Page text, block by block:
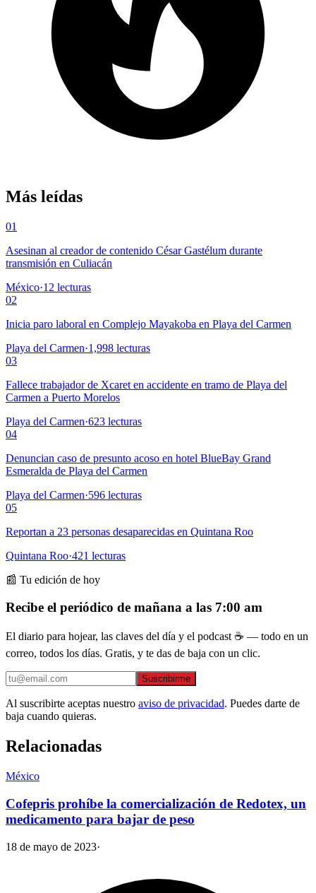
Más leídas
01
Asesinan al creador de contenido César Gastélum durante
transmisión en Culiacán
México·12 lecturas
02
Inicia paro laboral en Complejo Mayakoba en Playa del Carmen
Playa del Carmen·1,998 lecturas
03
Fallece trabajador de Xcaret en accidente en tramo de Playa del
Carmen a Puerto Morelos
Playa del Carmen·623 lecturas
04
Denuncian caso de presunto acoso en hotel BlueBay Grand
Esmeralda de Playa del Carmen
Playa del Carmen·596 lecturas
05
Reportan a 23 personas desaparecidas en Quintana Roo
Quintana Roo·421 lecturas
📰 Tu edición de hoy
Recibe el periódico de mañana a las 7:00 am
El diario para hojear, las claves del día y el podcast ☕ — todo en un
correo, todos los días. Gratis, y te das de baja con un clic.
Suscribirme
Al suscribirte aceptas nuestro aviso de privacidad. Puedes darte de
baja cuando quieras.
Relacionadas
México
Cofepris prohíbe la comercialización de Redotex, un
medicamento para bajar de peso
18 de mayo de 2023·